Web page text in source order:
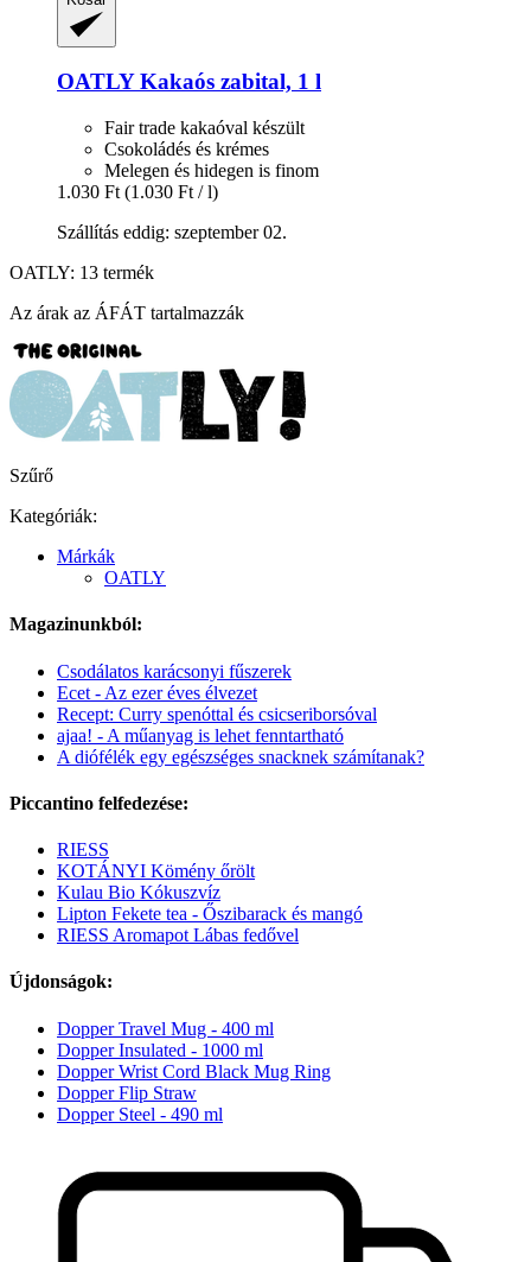
OATLYKakaós zabital, 1 l
Fair trade kakaóval készült
Csokoládés és krémes
Melegen és hidegen is finom
1.030 Ft (1.030 Ft / l)
Szállítás eddig: szeptember 02.
OATLY: 13 termék
Az árak az ÁFÁT tartalmazzák
Szűrő
Kategóriák:
Márkák
OATLY
Magazinunkból:
Csodálatos karácsonyi fűszerek
Ecet - Az ezer éves élvezet
Recept: Curry spenóttal és csicseriborsóval
ajaa! - A műanyag is lehet fenntartható
A diófélék egy egészséges snacknek számítanak?
Piccantino felfedezése:
RIESS
KOTÁNYI Kömény őrölt
Kulau Bio Kókuszvíz
Lipton Fekete tea - Őszibarack és mangó
RIESS Aromapot Lábas fedővel
Újdonságok:
Dopper Travel Mug - 400 ml
Dopper Insulated - 1000 ml
Dopper Wrist Cord Black Mug Ring
Dopper Flip Straw
Dopper Steel - 490 ml